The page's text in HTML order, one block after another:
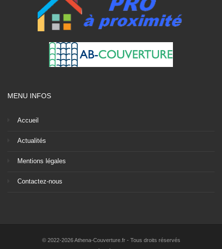
MENU INFOS
Accueil
Actualités
Mentions légales
Contactez-nous
© 2022-2026 Athena-Couverture.fr - Tous droits réservés